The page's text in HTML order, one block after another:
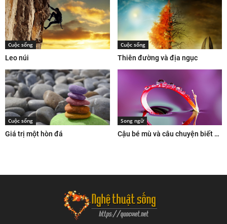
Cuộc sống
Leo núi
Cuộc sống
Thiên đường và địa ngục
Cuộc sống
Giá trị một hòn đá
Song ngữ
Cậu bé mù và câu chuyện biết ơn cuộc sống